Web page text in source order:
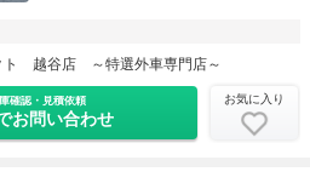
ト 越谷店 ～特選外車専門店～
確認・見積依頼
お問い合わせ
お気に入り